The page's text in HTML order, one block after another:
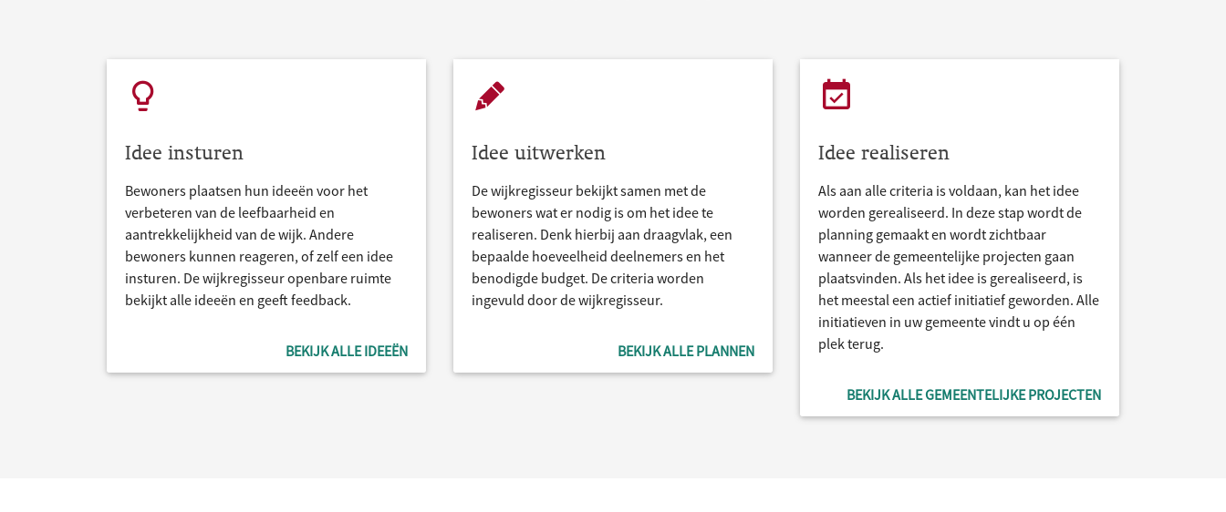
Idee insturen
Bewoners plaatsen hun ideeën voor het
verbeteren van de leefbaarheid en
aantrekkelijkheid van de wijk. Andere
bewoners kunnen reageren, of zelf een idee
insturen. De wijkregisseur openbare ruimte
bekijkt alle ideeën en geeft feedback.
BEKIJK ALLE IDEEËN
Idee uitwerken
De wijkregisseur bekijkt samen met de
bewoners wat er nodig is om het idee te
realiseren. Denk hierbij aan draagvlak, een
bepaalde hoeveelheid deelnemers en het
benodigde budget. De criteria worden
ingevuld door de wijkregisseur.
BEKIJK ALLE PLANNEN
Idee realiseren
Als aan alle criteria is voldaan, kan het idee
worden gerealiseerd. In deze stap wordt de
planning gemaakt en wordt zichtbaar
wanneer de gemeentelijke projecten gaan
plaatsvinden. Als het idee is gerealiseerd, is
het meestal een actief initiatief geworden. Alle
initiatieven in uw gemeente vindt u op één
plek terug.
BEKIJK ALLE GEMEENTELIJKE PROJECTEN